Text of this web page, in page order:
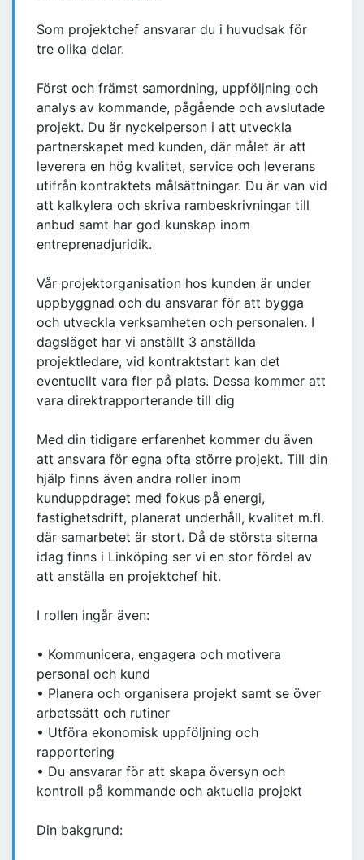
Som projektchef ansvarar du i huvudsak för
tre olika delar.
Först och främst samordning, uppföljning och
analys av kommande, pågående och avslutade
projekt. Du är nyckelperson i att utveckla
partnerskapet med kunden, där målet är att
leverera en hög kvalitet, service och leverans
utifrån kontraktets målsättningar. Du är van vid
att kalkylera och skriva rambeskrivningar till
anbud samt har god kunskap inom
entreprenadjuridik.
Vår projektorganisation hos kunden är under
uppbyggnad och du ansvarar för att bygga
och utveckla verksamheten och personalen. I
dagsläget har vi anställt 3 anställda
projektledare, vid kontraktstart kan det
eventuellt vara fler på plats. Dessa kommer att
vara direktrapporterande till dig
Med din tidigare erfarenhet kommer du även
att ansvara för egna ofta större projekt. Till din
hjälp finns även andra roller inom
kunduppdraget med fokus på energi,
fastighetsdrift, planerat underhåll, kvalitet m.fl.
där samarbetet är stort. Då de största siterna
idag finns i Linköping ser vi en stor fördel av
att anställa en projektchef hit.
I rollen ingår även:
• Kommunicera, engagera och motivera
personal och kund
• Planera och organisera projekt samt se över
arbetssätt och rutiner
• Utföra ekonomisk uppföljning och
rapportering
• Du ansvarar för att skapa översyn och
kontroll på kommande och aktuella projekt
Din bakgrund: